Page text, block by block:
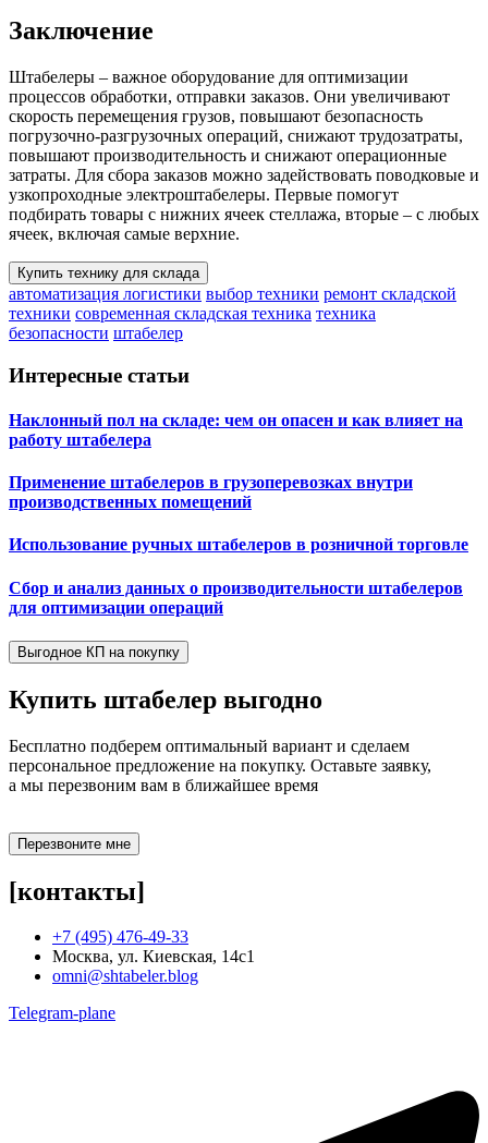
Заключение
Штабелеры – важное оборудование для оптимизации
процессов обработки, отправки заказов. Они увеличивают
скорость перемещения грузов, повышают безопасность
погрузочно-разгрузочных операций, снижают трудозатраты,
повышают производительность и снижают операционные
затраты. Для сбора заказов можно задействовать поводковые и
узкопроходные электроштабелеры. Первые помогут
подбирать товары с нижних ячеек стеллажа, вторые – с любых
ячеек, включая самые верхние.
Купить технику для склада
автоматизация логистики выбор техники ремонт складской
техники современная складская техника техника
безопасности штабелер
Интересные статьи
Наклонный пол на складе: чем он опасен и как влияет на
работу штабелера
Применение штабелеров в грузоперевозках внутри
производственных помещений
Использование ручных штабелеров в розничной торговле
Сбор и анализ данных о производительности штабелеров
для оптимизации операций
Выгодное КП на покупку
Купить штабелер выгодно
Бесплатно подберем оптимальный вариант и сделаем
персональное предложение на покупку. Оставьте заявку,
а мы перезвоним вам в ближайшее время
Перезвоните мне
[контакты]
+7 (495) 476-49-33
Москва, ул. Киевская, 14с1
omni@shtabeler.blog
Telegram-plane